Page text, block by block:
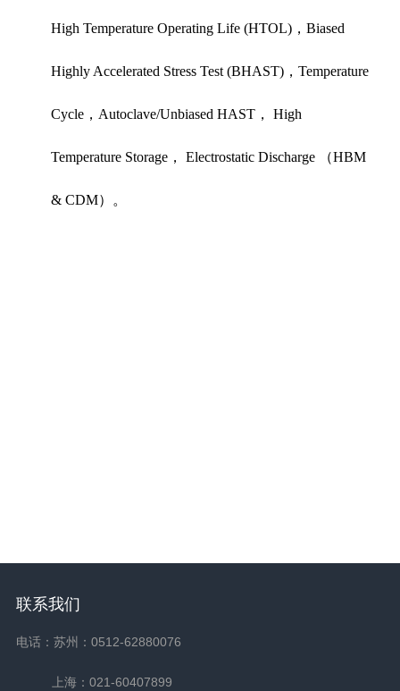
High Temperature Operating Life (HTOL)，Biased
Highly Accelerated Stress Test (BHAST)，Temperature
Cycle，Autoclave/Unbiased HAST， High
Temperature Storage， Electrostatic Discharge （HBM
& CDM）。
联系我们
电话：苏州：0512-62880076
上海：021-60407899